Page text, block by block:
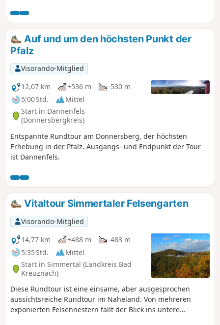
näher. Die Ortschaft Rheinböllen wird gestreift, ein
Windradpark durchwandert und gleich zwei ehemalige
Forsthäuser bieten sich zur Einkehr an. Auf dem
Teilabschnitt vom Schanzerkopf zum Forsthaus Jägerhaus
kann man herrliche Fernsichten genießen und neben dem
aussichtsreichen Soonwaldkamm kommen wir noch an zwei
Aussichtstürmen vorbei.
Auf und um den höchsten Punkt der
Pfalz
Visorando-Mitglied
12,07 km
+536 m
-530 m
5:00 Std.
Mittel
Start in Dannenfels
(Donnersbergkreis)
Entspannte Rundtour am Donnersberg, der höchsten
Erhebung in der Pfalz. Ausgangs- und Endpunkt der Tour
ist Dannenfels.
Vitaltour Simmertaler Felsengarten
Visorando-Mitglied
14,77 km
+488 m
-483 m
5:35 Std.
Mittel
Start in Simmertal (Landkreis Bad
Kreuznach)
Diese Rundtour ist eine einsame, aber ausgesprochen
aussichtsreiche Rundtour im Naheland. Von mehreren
exponierten Felsennestern fällt der Blick ins untere